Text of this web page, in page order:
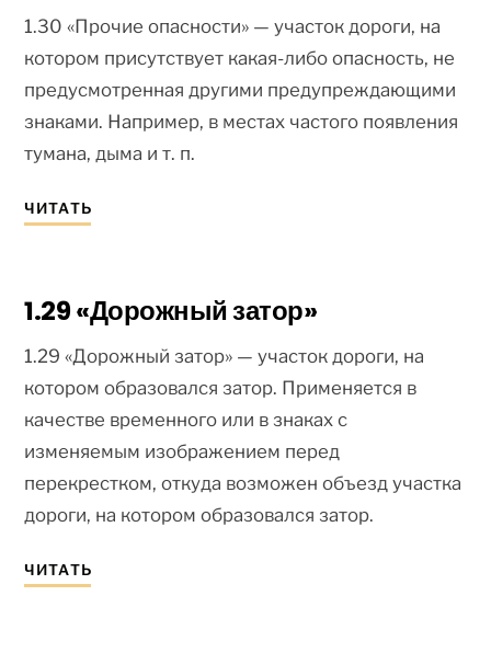
1.30 «Прочие опасности» — участок дороги, на
котором присутствует какая-либо опасность, не
предусмотренная другими предупреждающими
знаками. Например, в местах частого появления
тумана, дыма и т. п.
ЧИТАТЬ
1.29 «Дорожный затор»
1.29 «Дорожный затор» — участок дороги, на
котором образовался затор. Применяется в
качестве временного или в знаках с
изменяемым изображением перед
перекрестком, откуда возможен объезд участка
дороги, на котором образовался затор.
ЧИТАТЬ